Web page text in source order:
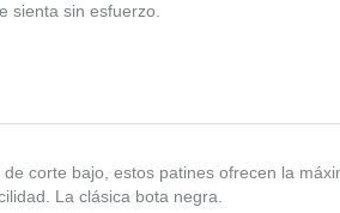
sienta sin esfuerzo.
corte bajo, estos patines ofrecen la
La clásica bota negra.